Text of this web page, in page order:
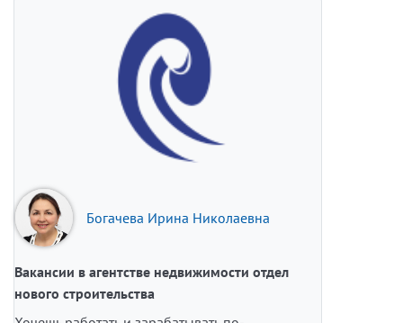
Богачева Ирина Николаевна
Вакансии в агентстве недвижимости отдел
нового строительства